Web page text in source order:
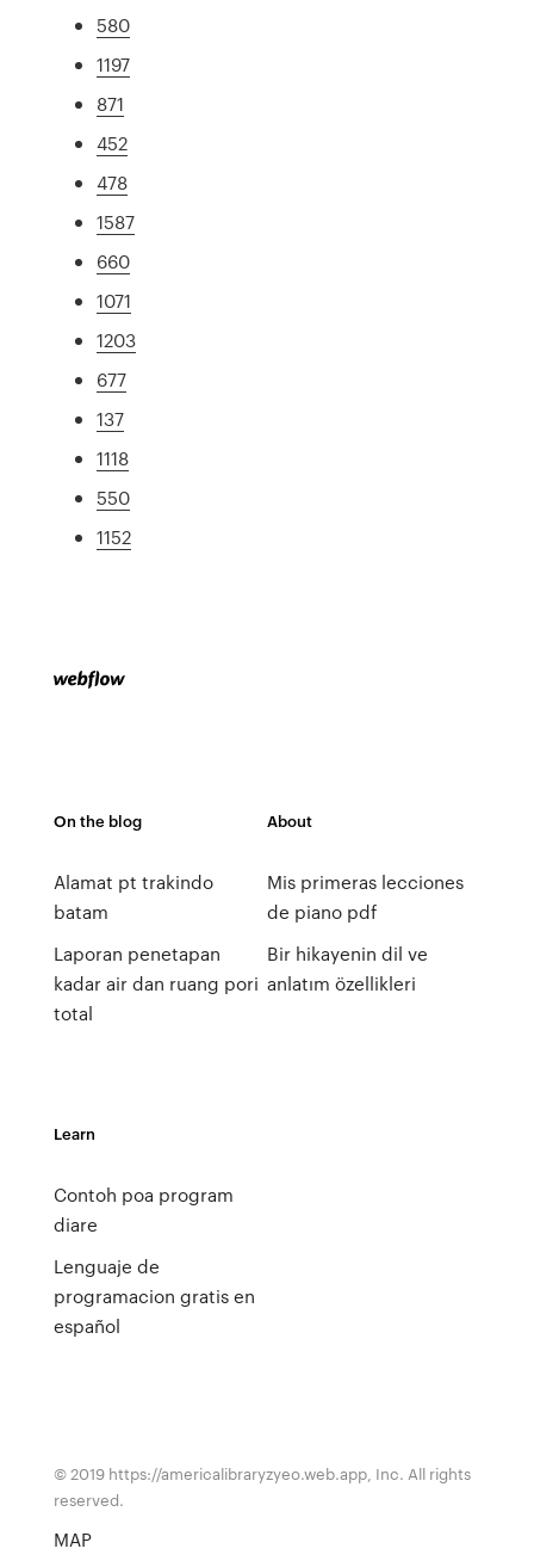
580
1197
871
452
478
1587
660
1071
1203
677
137
1118
550
1152
On the blog
Alamat pt trakindo
batam
Laporan penetapan
kadar air dan ruang pori
total
About
Mis primeras lecciones
de piano pdf
Bir hikayenin dil ve
anlatım özellikleri
Learn
Contoh poa program
diare
Lenguaje de
programacion gratis en
español
© 2019 https://americalibraryzyeo.web.app, Inc. All rights
reserved.
MAP